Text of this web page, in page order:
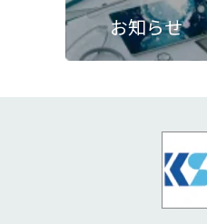
お知らせ